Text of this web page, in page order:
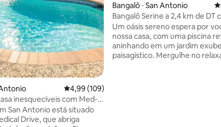
4,99 de uma avaliação média de 5, 109
4,99 (109)
inesquecíveis com Med-
San Antonio está situado
Drive, que abriga
Bangalô ⋅ San Antonio
Bangalô Serine a 2,4 km de DT
piscina privativa
Um oásis sereno espera por
nossa casa, com uma piscina
aninhando em um jardim
paisagístico. Mergulhe no